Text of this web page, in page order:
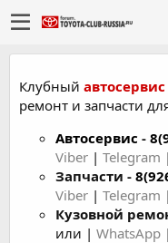
Клубный
ремонт и запчасти
Автосервис -
Viber | Telegram |
Запчасти -
Viber | Telegram |
Кузовной
или | WhatsApp |